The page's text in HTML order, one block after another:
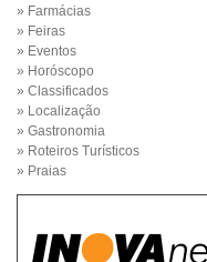
» Farmácias
» Feiras
» Eventos
» Horóscopo
» Classificados
» Localização
» Gastronomia
» Roteiros Turísticos
» Praias